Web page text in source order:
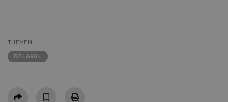
THEMEN
DELAVAL
Teilen